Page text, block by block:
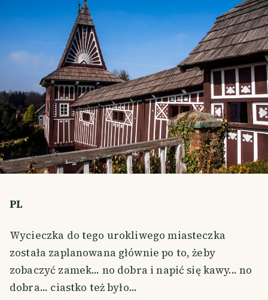
PL
Wycieczka do tego urokliwego miasteczka
została zaplanowana głównie po to, żeby
zobaczyć zamek... no dobra i napić się kawy... no
dobra... ciastko też było...